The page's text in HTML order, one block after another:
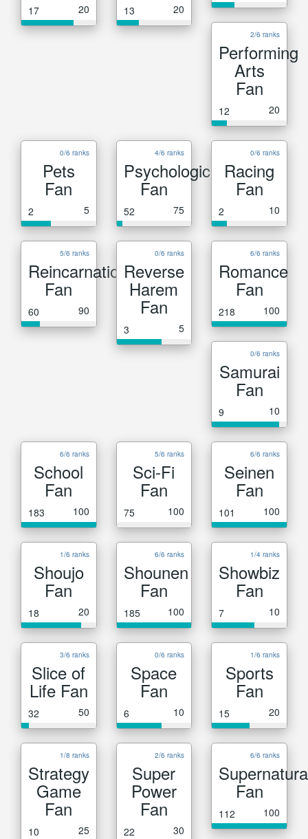
17 20 13 20
2/6 ranks
Performing
Arts
Fan
12 20
0/6 ranks
Pets
Fan
2 5
4/6 ranks
Psychological
Fan
52 75
0/6 ranks
Racing
Fan
2 10
5/6 ranks
Reincarnation
Fan
60 90
0/6 ranks
Reverse
Harem
Fan
3 5
6/6 ranks
Romance
Fan
218 100
0/6 ranks
Samurai
Fan
9 10
6/6 ranks
School
Fan
183 100
5/6 ranks
Sci-Fi
Fan
75 100
6/6 ranks
Seinen
Fan
101 100
1/6 ranks
Shoujo
Fan
18 20
6/6 ranks
Shounen
Fan
185 100
1/4 ranks
Showbiz
Fan
7 10
3/6 ranks
Slice of
Life Fan
32 50
0/6 ranks
Space
Fan
6 10
1/6 ranks
Sports
Fan
15 20
1/8 ranks
Strategy
Game
Fan
10 25
2/6 ranks
Super
Power
Fan
22 30
6/6 ranks
Fan
112 100